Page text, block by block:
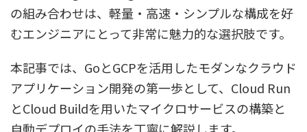
の組み合わせは、軽量・高速・シンプルな構成を好
むエンジニアにとって非常に魅力的な選択肢です。
本記事では、GoとGCPを活用したモダンなクラウド
アプリケーション開発の第一歩として、Cloud Run
とCloud Buildを用いたマイクロサービスの構築と
自動デプロイの手法を丁寧に解説します。